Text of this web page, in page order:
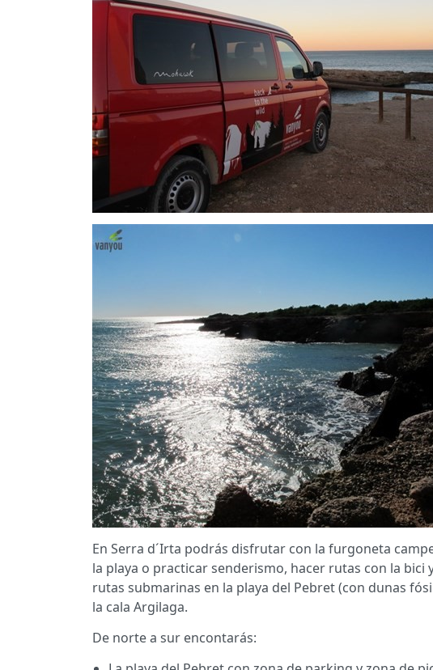
En Serra d´Irta podrás disfrutar con la furgoneta
la playa o practicar senderismo, hacer rutas con la bici
rutas submarinas en la playa del Pebret (con dunas
la cala Argilaga.
De norte a sur encontarás: